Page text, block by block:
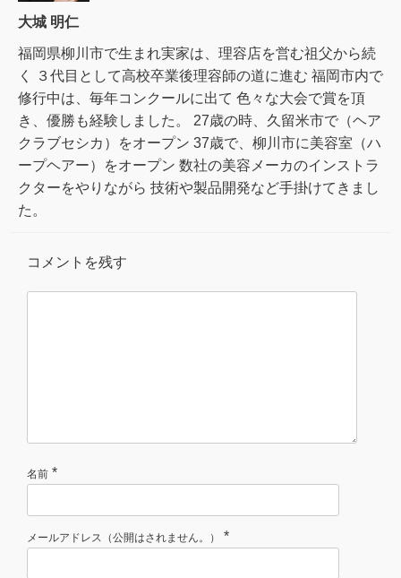
大城 明仁
福岡県柳川市で生まれ実家は、理容店を営む祖父から続
く ３代目として高校卒業後理容師の道に進む 福岡市内で
修行中は、毎年コンクールに出て 色々な大会で賞を頂
き、優勝も経験しました。 27歳の時、久留米市で（ヘア
クラブセシカ）をオープン 37歳で、柳川市に美容室（ハ
ープヘアー）をオープン 数社の美容メーカのインストラ
クターをやりながら 技術や製品開発など手掛けてきまし
た。
コメントを残す
名前 *
メールアドレス（公開はされません。） *